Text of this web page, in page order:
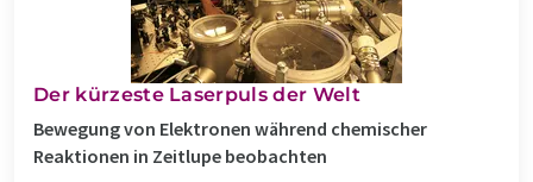
Der kürzeste Laserpuls der Welt
Bewegung von Elektronen während chemischer
Reaktionen in Zeitlupe beobachten